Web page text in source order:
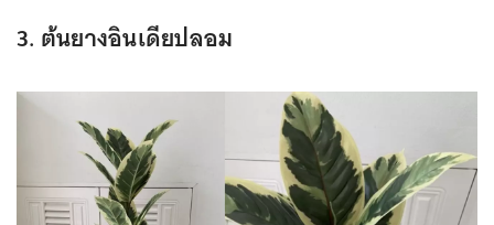
3. ต้นยางอินเดียปลอม